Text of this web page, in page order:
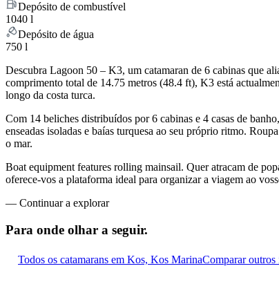
Depósito de combustível
1040 l
Depósito de água
750 l
Descubra Lagoon 50 – K3, um catamaran de 6 cabinas que
comprimento total de 14.75 metros (48.4 ft), K3 está
longo da costa turca.
Com 14 beliches distribuídos por 6 cabinas e 4 casas de
enseadas isoladas e baías turquesa ao seu próprio ritmo.
o mar.
Boat equipment features rolling mainsail. Quer atracam de
oferece-vos a plataforma ideal para organizar a viagem ao
— Continuar a explorar
Para onde olhar a seguir.
Todos os catamarans em Kos, Kos MarinaComparar outros